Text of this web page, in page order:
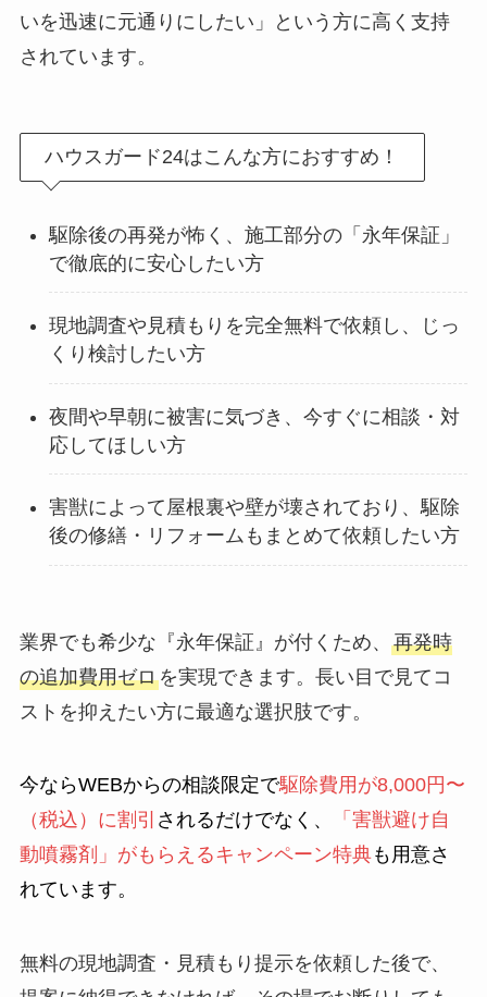
いを迅速に元通りにしたい」という方に高く支持
されています。
ハウスガード24はこんな方におすすめ！
駆除後の再発が怖く、施工部分の「永年保証」
で徹底的に安心したい方
現地調査や見積もりを完全無料で依頼し、じっ
くり検討したい方
夜間や早朝に被害に気づき、今すぐに相談・対
応してほしい方
害獣によって屋根裏や壁が壊されており、駆除
後の修繕・リフォームもまとめて依頼したい方
業界でも希少な『永年保証』が付くため、 再発時
の追加費用ゼロを実現できます。長い目で見てコ
ストを抑えたい方に最適な選択肢です。
今ならWEBからの相談限定で駆除費用が8,000円〜
（税込）に割引 されるだけでなく、
「害獣避け自
動噴霧剤」がもらえるキャンペーン特典も用意さ
れています。
無料の現地調査・見積もり提示を依頼した後で、